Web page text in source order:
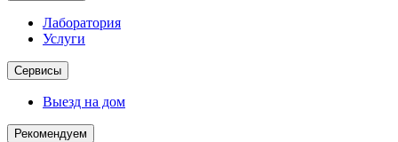
Лаборатория
Услуги
Сервисы
Выезд на дом
Рекомендуем